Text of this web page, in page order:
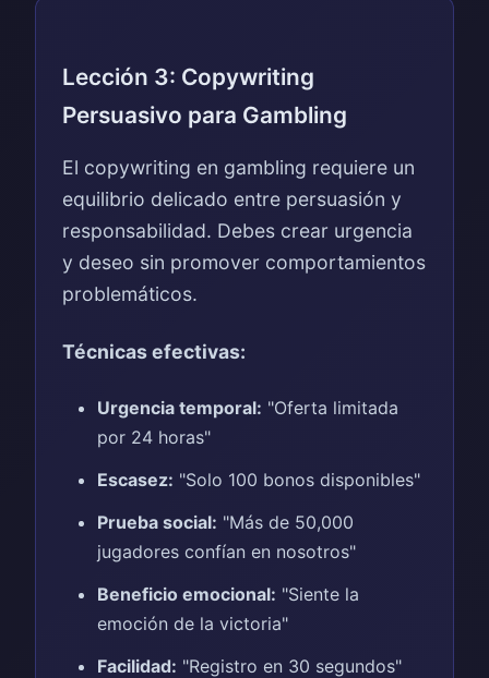
Lección 3: Copywriting
Persuasivo para Gambling
El copywriting en gambling requiere un
equilibrio delicado entre persuasión y
responsabilidad. Debes crear urgencia
y deseo sin promover comportamientos
problemáticos.
Técnicas efectivas:
Urgencia temporal: "Oferta limitada
por 24 horas"
Escasez: "Solo 100 bonos disponibles"
Prueba social: "Más de 50,000
jugadores confían en nosotros"
Beneficio emocional: "Siente la
emoción de la victoria"
Facilidad: "Registro en 30 segundos"